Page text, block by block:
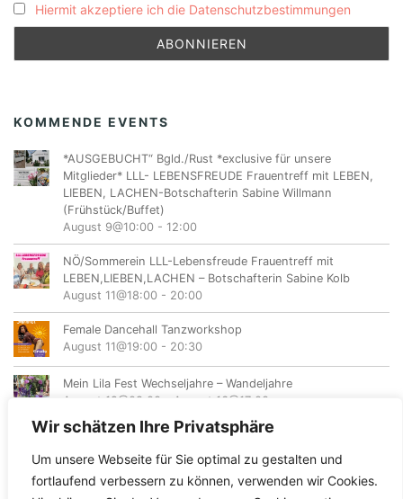
Wir schätzen Ihre Privatsphäre
Um unsere Webseite für Sie optimal zu gestalten und
fortlaufend verbessern zu können, verwenden wir Cookies.
Hiermit akzeptiere ich die Datenschutzbestimmungen
KOMMENDE EVENTS
*AUSGEBUCHT“ Bgld./Rust *exclusive für unsere
Mitglieder* LLL- LEBENSFREUDE Frauentreff mit LEBEN,
LIEBEN, LACHEN-Botschafterin Sabine Willmann
(Frühstück/Buffet)
August 9@10:00 - 12:00
NÖ/Sommerein LLL-Lebensfreude Frauentreff mit
LEBEN,LIEBEN,LACHEN – Botschafterin Sabine Kolb
August 11@18:00 - 20:00
Female Dancehall Tanzworkshop
August 11@19:00 - 20:30
Mein Lila Fest Wechseljahre – Wandeljahre
August 12@08:00
August 16@17:00